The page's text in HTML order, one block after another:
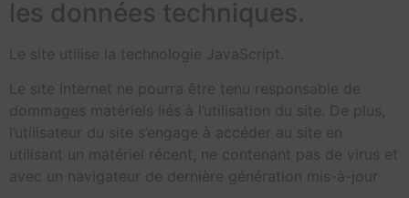
les données techniques.
Le site utilise la technologie JavaScript.
Le site Internet ne pourra être tenu responsable de
dommages matériels liés à l’utilisation du site. De plus,
l’utilisateur du site s’engage à accéder au site en
utilisant un matériel récent, ne contenant pas de virus et
avec un navigateur de dernière génération mis-à-jour